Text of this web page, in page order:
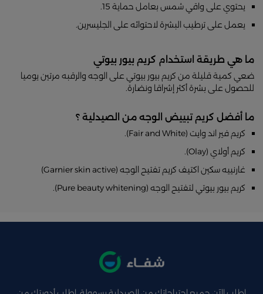
يحتوي على واقي شمس بعامل حماية 15.
يعمل على ترطيب البشرة لاحتوائه على الجليسرين.
ما هي طريقة استخدام كريم بيور بيوتي
ضعي كمية قليلة من كريم بيور بيوتي على الوجه والرقبه مرتين يوميا
للحصول على بشرة أكثر إشراقا ونضارة.
ما أفضل كريم تبييض الوجه من الصيدلية ؟
كريم فير اند وايت (Fair and White).
كريم أولاي (Olay).
غارنييه سكين اكتيف كريم تفتيح الوجه (Garnier skin active)
كريم بيور بيوتي لتفتيح الوجه (Pure beauty whitening).